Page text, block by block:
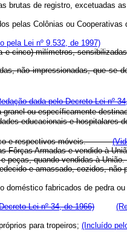
de registro, excetuadas as
Colônias ou Cooperativas
pela Lei nº 9.532, de 1997)
cinco) milímetros,
não impressionadas,
dada pelo Decreto-Lei nº
a granel ou específicamente
educacionais e hospitalares
e respectivos móveis.
das Fôrças Armadas e
e peças, quando vendidas
e amassado,
doméstico fabricados de
Lei nº 34, de 1966)
para tropeiros; (Incluído